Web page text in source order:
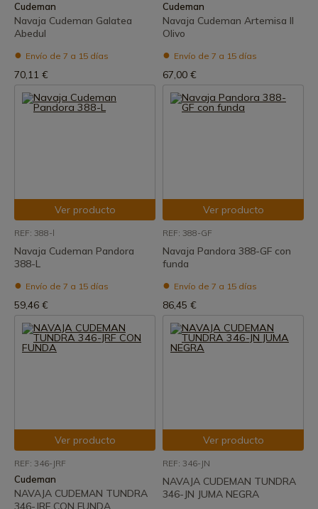
Cudeman
Navaja Cudeman Galatea
Abedul
Envío de 7 a 15 días
70,11 €
Cudeman
Navaja Cudeman Artemisa II
Olivo
Envío de 7 a 15 días
67,00 €
Ver producto
REF: 388-l
Navaja Cudeman Pandora
388-L
Envío de 7 a 15 días
59,46 €
Ver producto
REF: 388-GF
Navaja Pandora 388-GF con
funda
Envío de 7 a 15 días
86,45 €
Ver producto
REF: 346-JRF
Cudeman
NAVAJA CUDEMAN TUNDRA
346-JRF CON FUNDA
Ver producto
REF: 346-JN
NAVAJA CUDEMAN TUNDRA
346-JN JUMA NEGRA